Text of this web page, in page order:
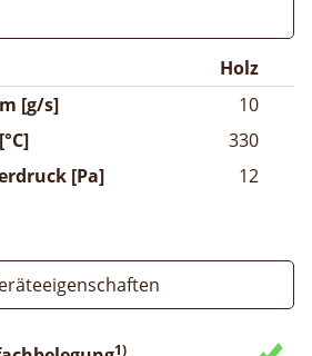
Holz
[g/s]
10
330
[Pa]
12
1)